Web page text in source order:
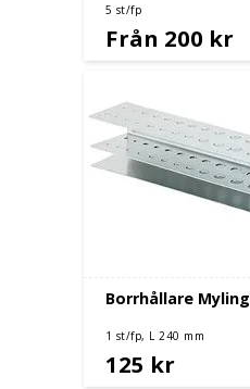
5 st/fp
Från 200 kr
Borrhållare Myling
1 st/fp, L 240 mm
125 kr